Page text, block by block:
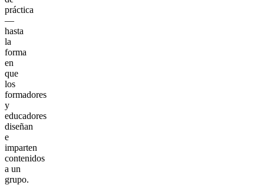
práctica
—
hasta
la
forma
en
que
los
formadores
y
educadores
diseñan
e
imparten
contenidos
a un
grupo.